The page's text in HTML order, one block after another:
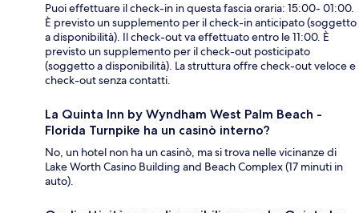
Puoi effettuare il check-in in questa fascia oraria: 15:00- 01:00.
È previsto un supplemento per il check-in anticipato (soggetto
a disponibilità). Il check-out va effettuato entro le 11:00. È
previsto un supplemento per il check-out posticipato
(soggetto a disponibilità). La struttura offre check-out veloce e
check-out senza contatti.
La Quinta Inn by Wyndham West Palm Beach -
Florida Turnpike ha un casinò interno?
No, un hotel non ha un casinò, ma si trova nelle vicinanze di
Lake Worth Casino Building and Beach Complex (17 minuti in
auto).